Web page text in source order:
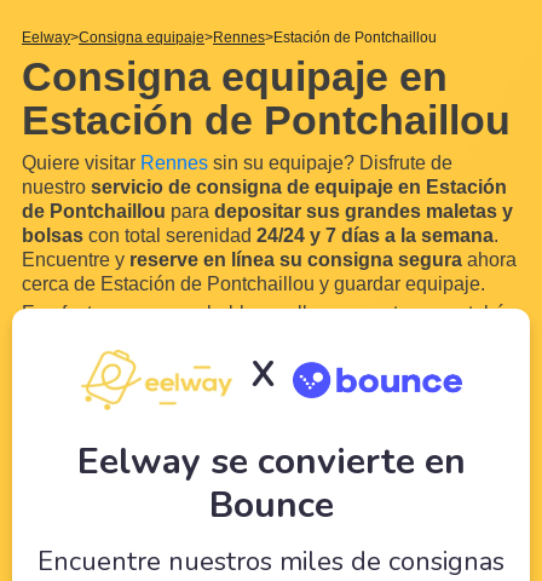
Eelway Consigna equipaje Rennes Estación de Pontchaillou
Consigna equipaje en
Estación de Pontchaillou
Quiere visitar Rennes sin su equipaje? Disfrute de
nuestro servicio de consigna de equipaje en Estación
de Pontchaillou para depositar sus grandes maletas y
bolsas con total serenidad 24/24 y 7 días a la semana.
Encuentre y reserve en línea su consigna segura ahora
cerca de Estación de Pontchaillou y guardar equipaje.
En efecto, es muy probable que lleguen en tren o autobús
comerciantes y hoteleros locales en las cercanías de
Estación de...Leer más
X
Eelway se convierte en
Bounce
Encuentre nuestros miles de consignas